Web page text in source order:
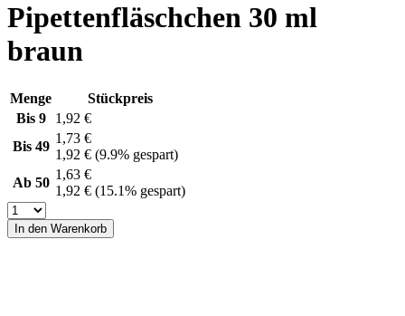
Pipettenfläschchen 30 ml
braun
Menge
Stückpreis
Bis 9
1,92 €
Bis 49
1,73 €
1,92 € (9.9% gespart)
Ab 50
1,63 €
1,92 € (15.1% gespart)
In den Warenkorb